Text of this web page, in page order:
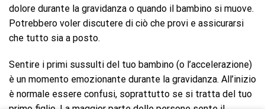
dolore durante la gravidanza o quando il bambino si muove.
Potrebbero voler discutere di ciò che provi e assicurarsi
che tutto sia a posto.
Sentire i primi sussulti del tuo bambino (o l’accelerazione)
è un momento emozionante durante la gravidanza. All’inizio
è normale essere confusi, soprattutto se si tratta del tuo